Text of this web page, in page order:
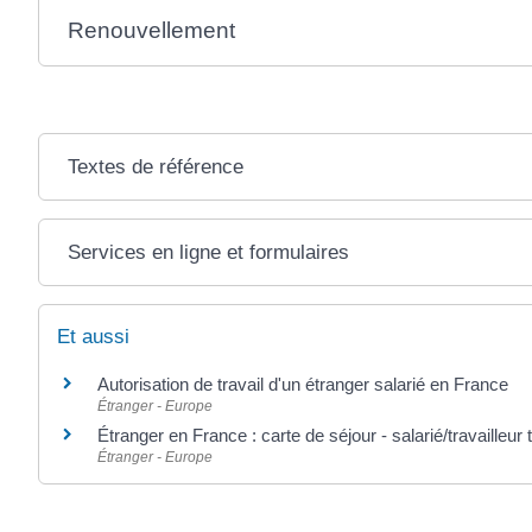
Renouvellement
Textes de référence
Services en ligne et formulaires
Et aussi
Autorisation de travail d'un étranger salarié en France
Étranger - Europe
Étranger en France : carte de séjour - salarié/travailleur
Étranger - Europe